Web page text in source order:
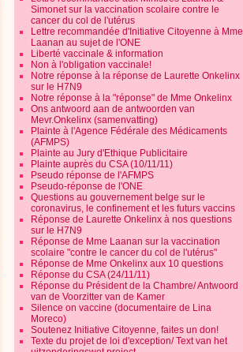
Simonet sur la vaccination scolaire contre le
cancer du col de l'utérus
Lettre recommandée d'Initiative Citoyenne à Mme
Laanan au sujet de l'ONE
Liberté vaccinale & information
Non à l'obligation vaccinale!
Notre réponse à la réponse de Laurette Onkelinx
sur le H7N9
Notre réponse à la "réponse" de Mme Onkelinx
Ons antwoord aan de antwoorden van
Mevr.Onkelinx (samenvatting)
Plainte à l'Agence Fédérale des Médicaments
(AFMPS)
Plainte au Jury d'Ethique Publicitaire
Plainte auprès du CSA (10/11/11)
Pseudo réponse de l'AFMPS
Pseudo-réponse de l'ONE
Questions au gouvernement belge sur le
coronavirus, le confinement et les futurs vaccins
Réponse de Laurette Onkelinx à nos questions
sur le H7N9
Réponse de Mme Laanan sur la vaccination
scolaire "contre le cancer du col de l'utérus"
Réponse de Mme Onkelinx aux 10 questions
Réponse du CSA (24/11/11)
Réponse du Président de la Chambre/ Antwoord
van de Voorzitter van de Kamer
Silence on vaccine (documentaire de Lina
Moreco)
Soutenez Initiative Citoyenne, faites un don!
Texte du projet de loi d'exception/ Text van het